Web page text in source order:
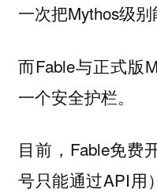
一次把Mythos级别
而Fable与正式版
一个安全护栏。
目前，Fable免费
号只能通过API用